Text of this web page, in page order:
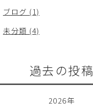
ブログ (1)
未分類 (4)
過去の投稿
2026年